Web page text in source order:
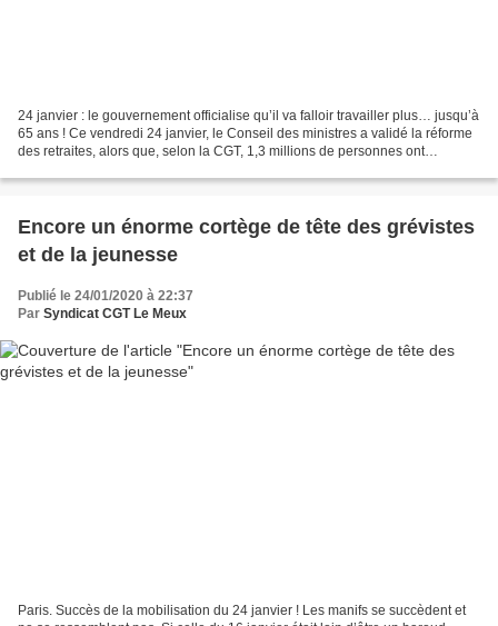
24 janvier : le gouvernement officialise qu’il va falloir travailler plus… jusqu’à
65 ans ! Ce vendredi 24 janvier, le Conseil des ministres a validé la réforme
des retraites, alors que, selon la CGT, 1,3 millions de personnes ont
Encore un énorme cortège de tête des grévistes
et de la jeunesse
Publié le 24/01/2020 à 22:37
Par Syndicat CGT Le Meux
Paris. Succès de la mobilisation du 24 janvier ! Les manifs se succèdent et